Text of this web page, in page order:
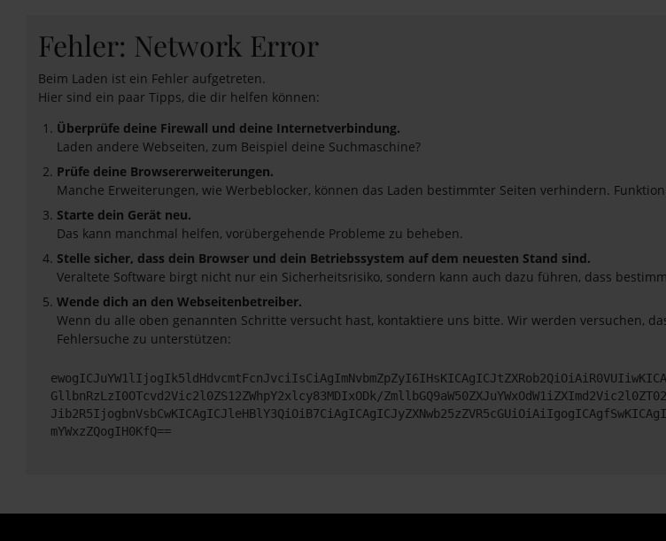
Fehler: Network Error
Beim Laden ist ein Fehler aufgetreten.
Hier sind ein paar Tipps, die dir helfen können:
Überprüfe deine Firewall und deine Internetverbindung.
Laden andere Webseiten, zum Beispiel deine Suchmaschine?
Prüfe deine Browsererweiterungen.
Manche Erweiterungen, wie Werbeblocker, können das Laden bestimmter Seiten verhindern.
Starte dein Gerät neu.
Das kann manchmal helfen, vorübergehende Probleme zu beheben.
Stelle sicher, dass dein Browser und dein Betriebssystem auf dem neuesten Stand sind.
Veraltete Software birgt nicht nur ein Sicherheitsrisiko, sondern kann auch dazu führen, dass
Wende dich an den Webseitenbetreiber.
Wenn du alle oben genannten Schritte versucht hast, kontaktiere uns bitte. Wir werden versuchen,
Fehlersuche zu unterstützen:
GllbnRzLzI0OTcvd2Vic2l0ZS12ZWhpY2xlcy83MDIxODk/
mYWxzZQogIH0KfQ==